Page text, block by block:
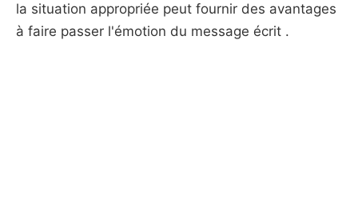
la situation appropriée peut fournir des avantages
à faire passer l'émotion du message écrit .